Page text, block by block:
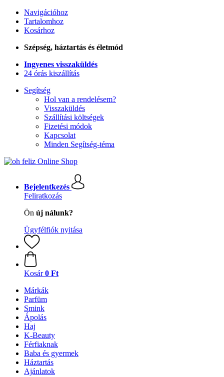
Navigációhoz
Tartalomhoz
Kosárhoz
Szépség, háztartás és életmód
Ingyenes visszaküldés
24 órás kiszállítás
Segítség
Hol van a rendelésem?
Visszaküldés
Szállítási költségek
Fizetési módok
Kapcsolat
Minden Segítség-téma
Bejelentkezés
Feliratkozás
Ön új nálunk?
Ügyfélfiók nyitása
Kosár 0 Ft
Márkák
Parfüm
Smink
Ápolás
Haj
K-Beauty
Férfiaknak
Baba és gyermek
Háztartás
Ajánlatok